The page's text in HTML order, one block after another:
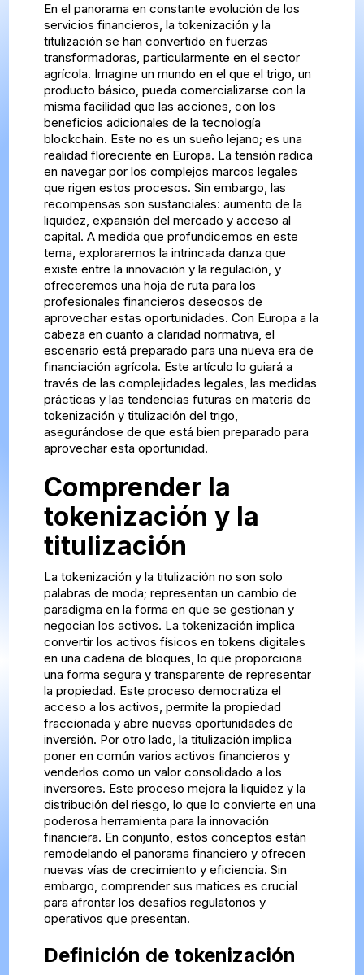
En el panorama en constante evolución de los
servicios financieros, la tokenización y la
titulización se han convertido en fuerzas
transformadoras, particularmente en el sector
agrícola. Imagine un mundo en el que el trigo, un
producto básico, pueda comercializarse con la
misma facilidad que las acciones, con los
beneficios adicionales de la tecnología
blockchain. Este no es un sueño lejano; es una
realidad floreciente en Europa. La tensión radica
en navegar por los complejos marcos legales
que rigen estos procesos. Sin embargo, las
recompensas son sustanciales: aumento de la
liquidez, expansión del mercado y acceso al
capital. A medida que profundicemos en este
tema, exploraremos la intrincada danza que
existe entre la innovación y la regulación, y
ofreceremos una hoja de ruta para los
profesionales financieros deseosos de
aprovechar estas oportunidades. Con Europa a la
cabeza en cuanto a claridad normativa, el
escenario está preparado para una nueva era de
financiación agrícola. Este artículo lo guiará a
través de las complejidades legales, las medidas
prácticas y las tendencias futuras en materia de
tokenización y titulización del trigo,
asegurándose de que está bien preparado para
aprovechar esta oportunidad.
Comprender la
tokenización y la
titulización
La tokenización y la titulización no son solo
palabras de moda; representan un cambio de
paradigma en la forma en que se gestionan y
negocian los activos. La tokenización implica
convertir los activos físicos en tokens digitales
en una cadena de bloques, lo que proporciona
una forma segura y transparente de representar
la propiedad. Este proceso democratiza el
acceso a los activos, permite la propiedad
fraccionada y abre nuevas oportunidades de
inversión. Por otro lado, la titulización implica
poner en común varios activos financieros y
venderlos como un valor consolidado a los
inversores. Este proceso mejora la liquidez y la
distribución del riesgo, lo que lo convierte en una
poderosa herramienta para la innovación
financiera. En conjunto, estos conceptos están
remodelando el panorama financiero y ofrecen
nuevas vías de crecimiento y eficiencia. Sin
embargo, comprender sus matices es crucial
para afrontar los desafíos regulatorios y
operativos que presentan.
Definición de tokenización